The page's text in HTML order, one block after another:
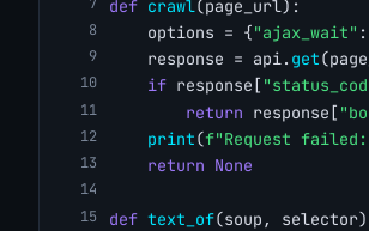
def crawl(page_url):
    options = {
"ajax_wait" :
    response = api.
get
if response[
return response[
print(f"Request
return None
def text_of(soup,